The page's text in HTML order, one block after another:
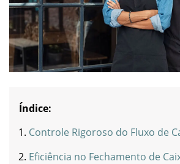
Índice:
Controle Rigoroso do Fluxo de
Eficiência no Fechamento de